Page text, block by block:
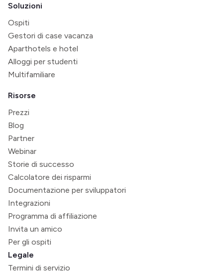
Soluzioni
Ospiti
Gestori di case vacanza
Aparthotels e hotel
Alloggi per studenti
Multifamiliare
Risorse
Prezzi
Blog
Partner
Webinar
Storie di successo
Calcolatore dei risparmi
Documentazione per sviluppatori
Integrazioni
Programma di affiliazione
Invita un amico
Per gli ospiti
Legale
Termini di servizio